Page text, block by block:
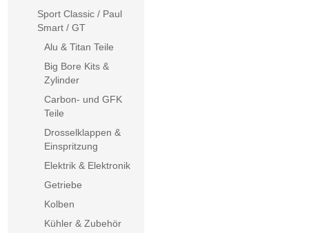
Sport Classic / Paul
Smart / GT
Alu & Titan Teile
Big Bore Kits &
Zylinder
Carbon- und GFK
Teile
Drosselklappen &
Einspritzung
Elektrik & Elektronik
Getriebe
Kolben
Kühler & Zubehör